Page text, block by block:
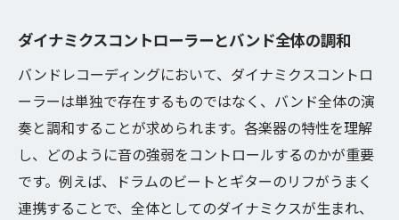
スコントローラーにあり
の秘訣
バンドメンバー間のコミュニケーションと
ダイナミクス
レコーディングの際に注意すべきダイナミ
クス要素
ダイナミクスコントローラーとバンド全体の調和
バンドレコーディングにおいて、ダイナミクスコントロ
ーラーは単独で存在するものではなく、バンド全体の演
奏と調和することが求められます。各楽器の特性を理解
し、どのように音の強弱をコントロールするのかが重要
です。例えば、ドラムのビートとギターのリフがうまく
連携することで、全体としてのダイナミクスが生まれ、